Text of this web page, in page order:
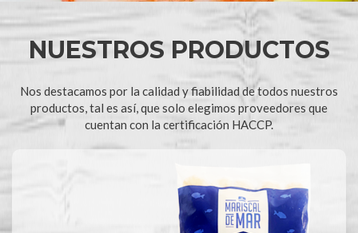
NUESTROS PRODUCTOS
Nos destacamos por la calidad y fiabilidad de todos nuestros
productos, tal es así, que solo elegimos proveedores que
cuentan con la certificación HACCP.